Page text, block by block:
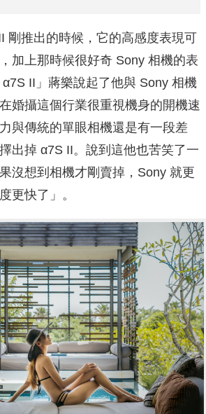
剛推出的時候，它的高感度表現可
加上那時候很好奇 Sony 相機的表
II」蔣樂說起了他與 Sony 相機
婚攝這個行業很重視機身的開機速
與傳統的單眼相機還是有一段差
出掉 α7S II。說到這他也苦笑了一
沒想到相機才剛賣掉，Sony 就更
更快了」。